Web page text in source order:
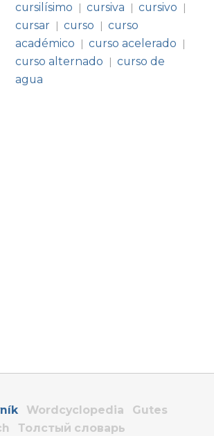
cursilísimo cursiva cursivo
cursar curso
curso
académico
curso acelerado
curso alternado
curso de
agua
Wordcyclopedia
Gutes
Толстый словарь